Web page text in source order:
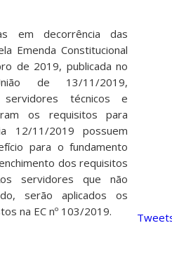
em decorrência das
Emenda Constitucional
de 2019, publicada no
de 13/11/2019,
técnicos e
os requisitos para
12/11/2019 possuem
para o fundamento
dos requisitos
servidores que não
serão aplicados os
na EC nº 103/2019.